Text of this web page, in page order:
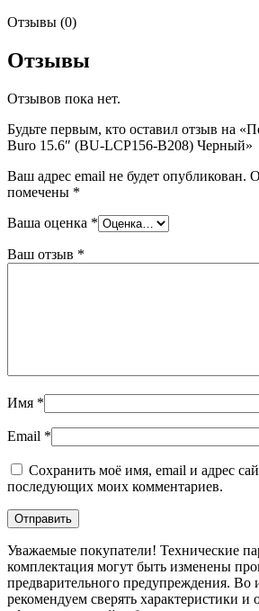
Отзывы (0)
Отзывы
Отзывов пока нет.
Будьте первым, кто оставил отзыв на
Buro 15.6″ (BU-LCP156-B208) Черный»
Ваш адрес email не будет опубликован.
помечены *
Ваша оценка *
Ваш отзыв *
Имя *
Email *
Сохранить моё имя, email и адрес
последующих моих комментариев.
Уважаемые покупатели! Технические
комплектация могут быть изменены
предварительного предупреждения. Во
рекомендуем сверять характеристики и